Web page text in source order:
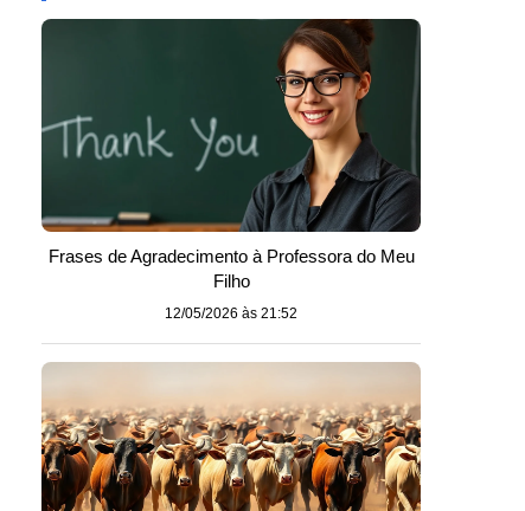
Frases de Agradecimento à Professora do Meu
Filho
12/05/2026 às 21:52